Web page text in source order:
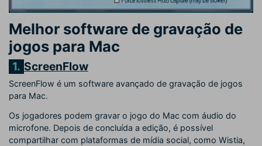
Melhor software de gravação de
jogos para Mac
1. ScreenFlow
ScreenFlow é um software avançado de gravação de jogos
para Mac.
Os jogadores podem gravar o jogo do Mac com áudio do
microfone. Depois de concluída a edição, é possível
compartilhar com plataformas de mídia social, como Wistia,